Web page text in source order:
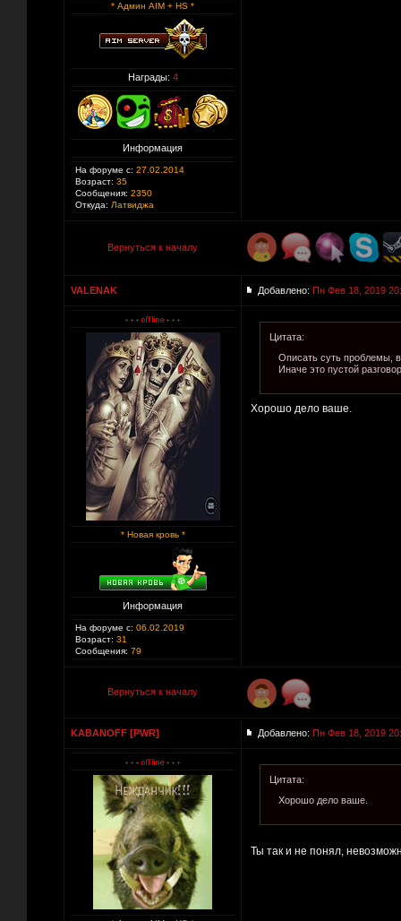
* Админ AIM + HS *
Награды: 4
Информация
На форуме с: 27.02.2014
Возраст: 35
Сообщения: 2350
Откуда: Латвиджа
Вернуться к началу
VALENAK Добавлено: Пн Фев 18, 2019
* Новая кровь *
Информация
На форуме с: 06.02.2019
Возраст: 31
Сообщения: 79
Цитата:
Описать суть проблемы,
Иначе это пустой разговор
Хорошо дело ваше.
Вернуться к началу
KABANOFF [PWR] Добавлено: Пн Фев 18, 2019
Цитата:
Хорошо дело ваше.
Ты так и не понял,